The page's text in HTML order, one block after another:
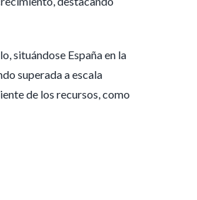
situándose España en la
superada a escala
de los recursos, como